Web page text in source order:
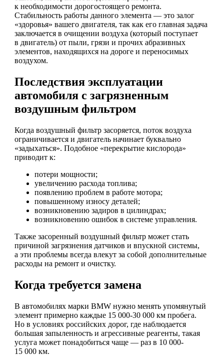
к необходимости дорогостоящего ремонта.
Стабильность работы данного элемента — это залог
«здоровья» вашего двигателя, так как его главная задача
заключается в очищении воздуха (который поступает
в двигатель) от пыли, грязи и прочих абразивных
элементов, находящихся на дороге и переносимых
воздухом.
Последствия эксплуатации
автомобиля с загрязненным
воздушным фильтром
Когда воздушный фильтр засоряется, поток воздуха
ограничивается и двигатель начинает буквально
«задыхаться». Подобное «перекрытие кислорода»
приводит к:
потери мощности;
увеличению расхода топлива;
появлению проблем в работе мотора;
повышенному износу деталей;
возникновению задиров в цилиндрах;
возникновению ошибок в системе управления.
Также засоренный воздушный фильтр может стать
причиной загрязнения датчиков и впускной системы,
а эти проблемы всегда влекут за собой дополнительные
расходы на ремонт и очистку.
Когда требуется замена
В автомобилях марки BMW нужно менять упомянутый
элемент примерно каждые 15 000-30 000 км пробега.
Но в условиях российских дорог, где наблюдается
большая запыленность и агрессивные реагенты, такая
услуга может понадобиться чаще — раз в 10 000-
15 000 км.